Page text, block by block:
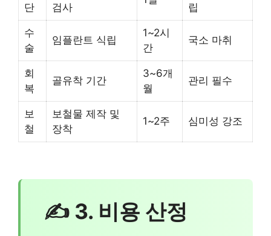
단 검사 립
수
술
임플란트 식립
1~2시
간
국소 마취
회
복
골유착 기간
3~6개
월
관리 필수
보
철
보철물 제작 및
장착
1~2주 심미성 강조
✍ 3. 비용 산정